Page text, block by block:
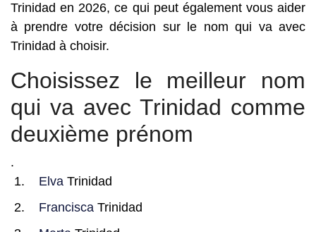
Trinidad en 2026, ce qui peut également vous aider
à prendre votre décision sur le nom qui va avec
Trinidad à choisir.
Choisissez le meilleur nom
qui va avec Trinidad comme
deuxième prénom
.
Elva Trinidad
Francisca Trinidad